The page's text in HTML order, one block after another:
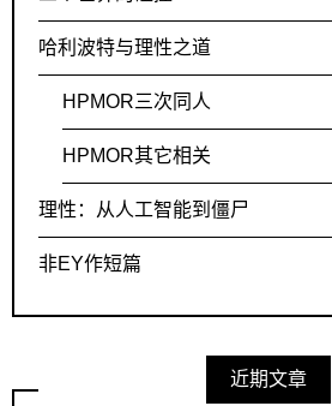
哈利波特与理性之道
HPMOR三次同人
HPMOR其它相关
理性：从人工智能到僵尸
非EY作短篇
近期文章